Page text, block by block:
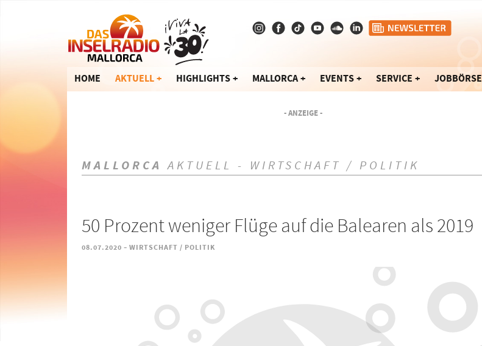
HOME AKTUELL HIGHLIGHTS MALLORCA EVENTS SERVICE JOBBÖRSE
- ANZEIGE -
MALLORCA AKTUELL - WIRTSCHAFT / POLITIK
50 Prozent weniger Flüge auf die Balearen als 2019
08.07.2020 - WIRTSCHAFT / POLITIK